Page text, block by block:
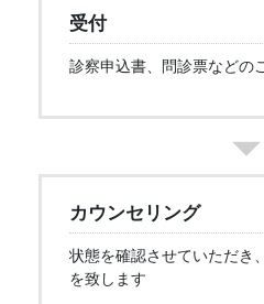
受付
診察申込書、問診票などの
カウンセリング
状態を確認させていただき
を致します